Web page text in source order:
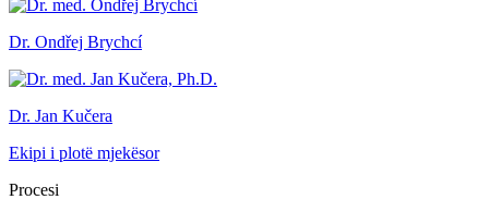
Dr. Ondřej Brychcí
Dr. Jan Kučera
Ekipi i plotë mjekësor
Procesi